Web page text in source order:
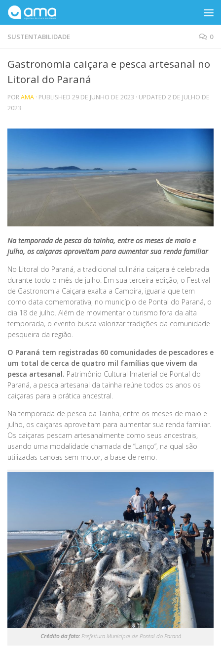
Skip to content
SUSTENTABILIDADE 0
Gastronomia caiçara e pesca artesanal no
Litoral do Paraná
PORAMA · PUBLISHED 29 DE JUNHO DE 2023 · UPDATED 2 DE JULHO DE
2023
Na temporada de pesca da tainha, entre os meses de maio e
julho, os caiçaras aproveitam para aumentar sua renda familiar
No Litoral do Paraná, a tradicional culinária caiçara é celebrada
durante todo o mês de julho. Em sua terceira edição, o Festival
de Gastronomia Caiçara exalta a Cambira, iguaria que tem
como data comemorativa, no município de Pontal do Paraná, o
dia 18 de julho. Além de movimentar o turismo fora da alta
temporada, o evento busca valorizar tradições da comunidade
pesqueira da região.
O Paraná tem registradas 60 comunidades de pescadores e
um total de cerca de quatro mil famílias que vivem da
pesca artesanal. Patrimônio Cultural Imaterial de Pontal do
Paraná, a pesca artesanal da tainha reúne todos os anos os
caiçaras para a prática ancestral.
Na temporada de pesca da Tainha, entre os meses de maio e
julho, os caiçaras aproveitam para aumentar sua renda familiar.
Os caiçaras pescam artesanalmente como seus ancestrais,
usando uma modalidade chamada de “Lanço”, na qual são
utilizadas canoas sem motor, a base de remo.
Crédito da foto: Prefeitura Municipal de Pontal do Paraná